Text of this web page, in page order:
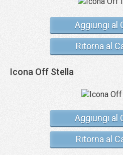
Aggiungi al
Ritorna al
Icona Off Stella
Aggiungi al
Ritorna al